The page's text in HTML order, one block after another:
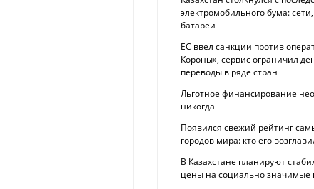
электромобильного бума:
батареи
ЕС ввел санкции против
Короны», сервис ограничил
переводы в ряде стран
Льготное финансирование
никогда
Появился свежий рейтинг
городов мира: кто его
В Казахстане планируют
цены на социально значимые